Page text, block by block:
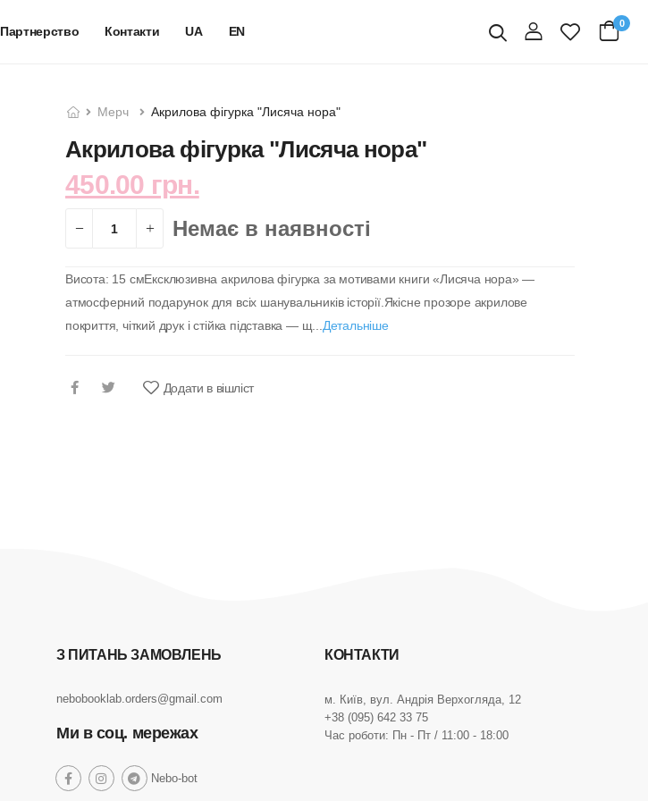
Партнерство Контакти UA EN
Пошуквхід
0
Мерч Акрилова фігурка "Лисяча нора"
Акрилова фігурка "Лисяча нора"
450.00 грн.
Немає в наявності
Висота: 15 смЕксклюзивна акрилова фігурка за мотивами книги «Лисяча нора» —
атмосферний подарунок для всіх шанувальників історії.Якісне прозоре акрилове
покриття, чіткий друк і стійка підставка — щ... Детальніше
Додати в вішліст
З ПИТАНЬ ЗАМОВЛЕНЬ
nebobooklab.orders@gmail.com
Ми в соц. мережах
social social social
Nebo-botsocial
КОНТАКТИ
м. Київ, вул. Андрія Верхогляда, 12
+38 (095) 642 33 75
Час роботи: Пн - Пт / 11:00 - 18:00